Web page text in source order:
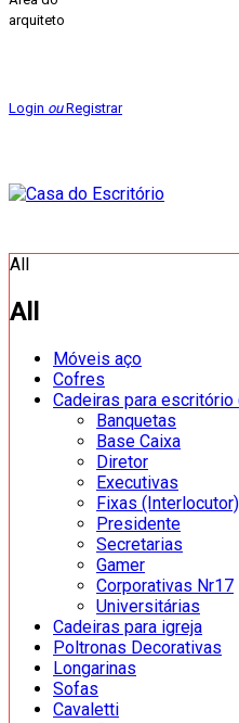
arquiteto
Login ouRegistrar
All
All
Móveis aço
Cofres
Cadeiras para
Banquetas
Base Caixa
Diretor
Executivas
Fixas (Interlocutor)
Presidente
Secretarias
Gamer
Corporativas Nr17
Universitárias
Cadeiras para igreja
Poltronas Decorativas
Longarinas
Sofas
Cavaletti